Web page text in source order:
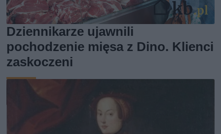
Dziennikarze ujawnili
pochodzenie mięsa z Dino. Klienci
zaskoczeni